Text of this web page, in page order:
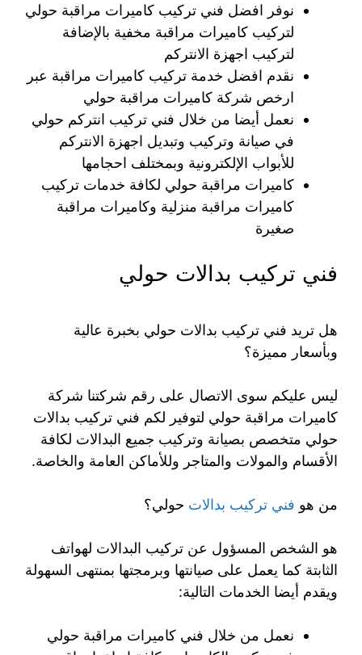
نوفر افضل فني تركيب كاميرات مراقبة حولي
لتركيب كاميرات مراقبة مخفية بالإضافة
لتركيب اجهزة الانتركم
نقدم افضل خدمة تركيب كاميرات مراقبة عبر
ارخص شركة كاميرات مراقبة حولي
نعمل أيضا من خلال فني تركيب انتركم حولي
في صيانة وتركيب وتبديل اجهزة الانتركم
للأبواب الإلكترونية وبمختلف احجامها
كاميرات مراقبة حولي لكافة خدمات تركيب
كاميرات مراقبة منزلية وكاميرات مراقبة
صغيرة
فني تركيب بدالات حولي
هل تريد فني تركيب بدالات حولي بخبرة عالية
وبأسعار مميزة؟
ليس عليكم سوى الاتصال على رقم شركتنا شركة
كاميرات مراقبة حولي لتوفير لكم فني تركيب بدالات
حولي متخصص بصيانة وتركيب جميع البدالات لكافة
الأقسام والمولات والمتاجر وللأماكن العامة والخاصة.
من هو فني تركيب بدالات حولي؟
هو الشخص المسؤول عن تركيب البدالات لهواتف
الثابتة كما يعمل على صيانتها وبرمجتها بمنتهى السهولة
ويقدم أيضا الخدمات التالية:
نعمل من خلال فني كاميرات مراقبة حولي